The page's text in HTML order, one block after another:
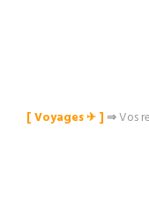
[ Voyages ✈︎ ]⇒Vos